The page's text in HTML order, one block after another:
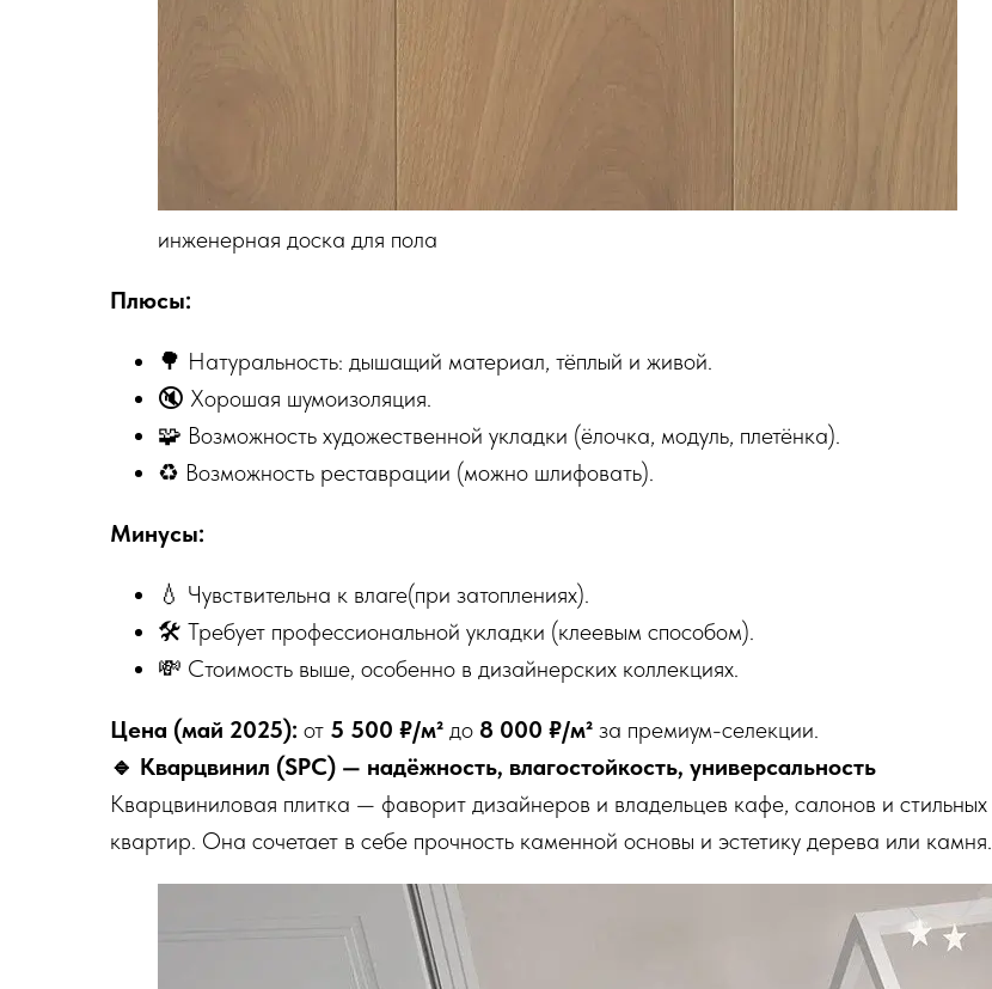
инженерная доска для пола
Плюсы:
🌳 Натуральность: дышащий материал, тёплый и живой.
🔇 Хорошая шумоизоляция.
🧩 Возможность художественной укладки (ёлочка, модуль, плетёнка).
♻️ Возможность реставрации (можно шлифовать).
Минусы:
💧 Чувствительна к влаге(при затоплениях).
🛠 Требует профессиональной укладки (клеевым способом).
💸 Стоимость выше, особенно в дизайнерских коллекциях.
Цена (май 2025): от 5 500 ₽/м² до 8 000 ₽/м² за премиум-селекции.
🔹 Кварцвинил (SPC) — надёжность, влагостойкость, универсальность
Кварцвиниловая плитка — фаворит дизайнеров и владельцев кафе, салонов и стильных
квартир. Она сочетает в себе прочность каменной основы и эстетику дерева или камня.